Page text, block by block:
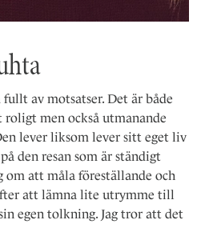
av motsatser. Det är både
roligt men också utmanande
lever liksom lever sitt eget liv
den resan som är ständigt
om att måla föreställande och
att lämna lite utrymme till
egen tolkning. Jag tror att det